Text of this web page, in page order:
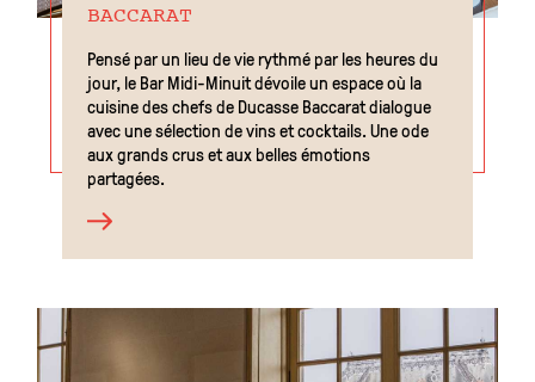
BACCARAT
Pensé par un lieu de vie rythmé par les heures du
jour, le Bar Midi-Minuit dévoile un espace où la
cuisine des chefs de Ducasse Baccarat dialogue
avec une sélection de vins et cocktails. Une ode
aux grands crus et aux belles émotions
partagées.